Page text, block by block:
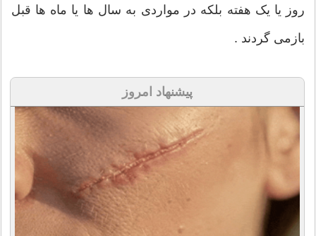
روز یا یک هفته بلکه در مواردی به سال ها یا ماه ها قبل
بازمی گردند .
پیشنهاد امروز